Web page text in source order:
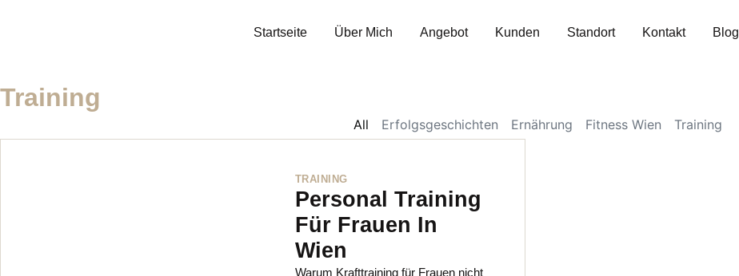
Startseite Über Mich Angebot Kunden Standort Kontakt Blog
Training
Erfolgsgeschichten Ernährung Fitness Wien Training
All
TRAINING
Personal Training
Für Frauen In
Wien
Warum Krafttraining für Frauen nicht